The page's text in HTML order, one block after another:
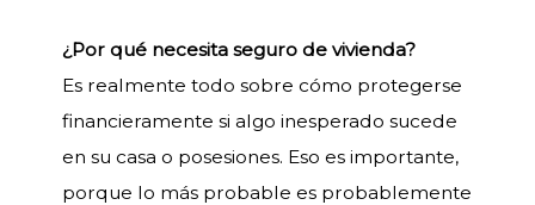
¿Por qué necesita seguro de vivienda?
Es realmente todo sobre cómo protegerse
financieramente si algo inesperado sucede
en su casa o posesiones. Eso es importante,
porque lo más probable es probablemente